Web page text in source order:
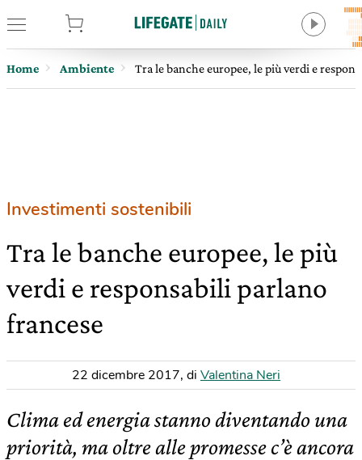
Home Ambiente Tra le banche europee, le più verdi e
Investimenti sostenibili
Tra le banche europee, le più
verdi e responsabili parlano
francese
22 dicembre 2017, di Valentina Neri
Clima ed energia stanno diventando una
priorità, ma oltre alle promesse c’è ancora